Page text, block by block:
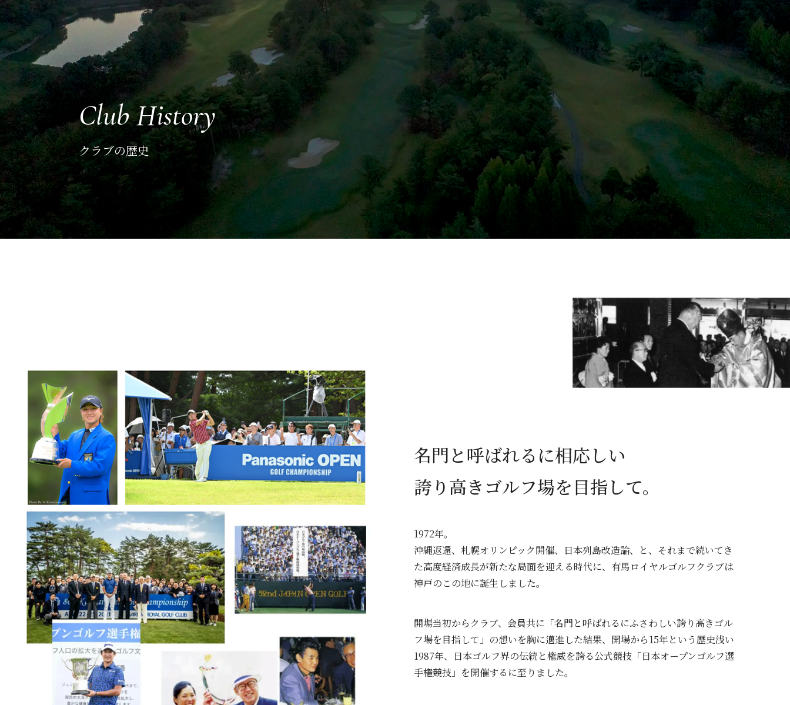
Club History
クラブの歴史
名門と呼ばれるに相応しい
誇り高きゴルフ場を目指して。
1972年。
沖縄返還、札幌オリンピック開催、日本列島改造論、と、それまで続いてき
た高度経済成長が新たな局面を迎える時代に、有馬ロイヤルゴルフクラブは
神戸のこの地に誕生しました。
開場当初からクラブ、会員共に「名門と呼ばれるにふさわしい誇り高きゴル
フ場を目指して」の想いを胸に邁進した結果、開場から15年という歴史浅い
1987年、日本ゴルフ界の伝統と権威を誇る公式競技「日本オープンゴルフ選
手権競技」を開催するに至りました。